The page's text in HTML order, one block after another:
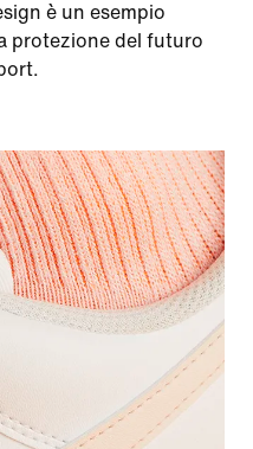
è un esempio
protezione del futuro